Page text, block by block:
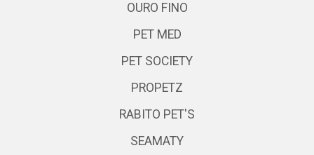
OURO FINO
PET MED
PET SOCIETY
PROPETZ
RABITO PET'S
SEAMATY